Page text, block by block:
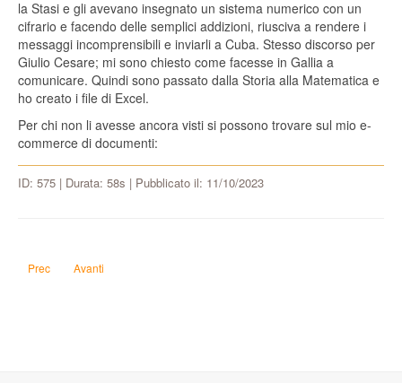
la Stasi e gli avevano insegnato un sistema numerico con un
cifrario e facendo delle semplici addizioni, riusciva a rendere i
messaggi incomprensibili e inviarli a Cuba. Stesso discorso per
Giulio Cesare; mi sono chiesto come facesse in Gallia a
comunicare. Quindi sono passato dalla Storia alla Matematica e
ho creato i file di Excel.
Per chi non li avesse ancora visti si possono trovare sul mio e-
commerce di documenti:
ID: 575 | Durata: 58s | Pubblicato il: 11/10/2023
Articolo precedente: Ogni quanto si devono far sfiatare i termosifoni?
Prec Articolo successivo: Che differenza c'è tra pittura e vernice?
Avanti